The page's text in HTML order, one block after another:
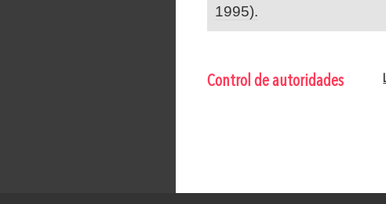
1995).
Control de autoridades